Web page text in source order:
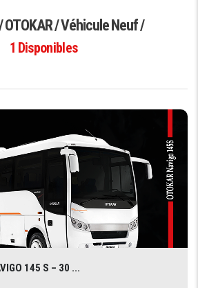
/ Véhicule Neuf /
1 Disponibles
145 S – 30 ...